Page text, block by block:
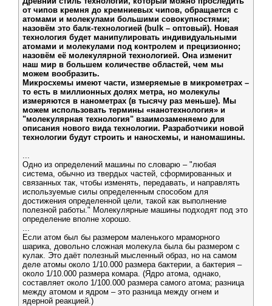
от чипов кремня до кремниевых чипов, обращается с
атомами и молекулами большими совокупностями;
назовём это балк-технологией (bulk – оптовый). Новая
технология будет манипулировать индивидуальными
атомами и молекулами под контролем и прецизионно;
назовём её молекулярной технологией. Она изменит
наш мир в большем количестве областей, чем мы
можем вообразить.
Микросхемы имеют части, измеряемые в микрометрах –
то есть в миллионных долях метра, но молекулы
измеряются в нанометрах (в тысячу раз меньше). Мы
можем использовать термины «нанотехнология» и
"молекулярная технология" взаимозаменяемо для
описания нового вида технологии. Разработчики новой
технологии будут строить и наносхемы, и наномашины.
...
Одно из определений машины по словарю – "любая
система, обычно из твердых частей, сформированных и
связанных так, чтобы изменять, передавать, и направлять
используемые силы определенным способом для
достижения определенной цели, такой как выполнение
полезной работы." Молекулярные машины подходят под это
определение вполне хорошо.
...
Если атом был бы размером маленького мраморного
шарика, довольно сложная молекула была бы размером с
кулак. Это даёт полезный мысленный образ, но на самом
деле атомы около 1/10.000 размера бактерии, а бактерия –
около 1/10.000 размера комара. (Ядро атома, однако,
составляет около 1/100.000 размера самого атома; разница
между атомом и ядром – это разница между огнем и
ядерной реакцией.)